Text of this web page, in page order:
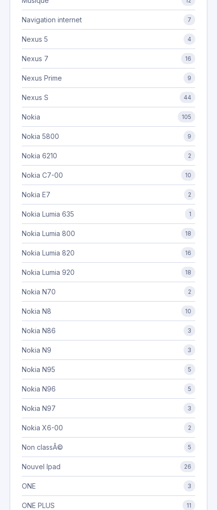
Navigation internet 7
Nexus 5 4
Nexus 7 16
Nexus Prime 9
Nexus S 44
Nokia 105
Nokia 5800 9
Nokia 6210 2
Nokia C7-00 10
Nokia E7 2
Nokia Lumia 635 1
Nokia Lumia 800 18
Nokia Lumia 820 16
Nokia Lumia 920 18
Nokia N70 2
Nokia N8 10
Nokia N86 3
Nokia N9 3
Nokia N95 5
Nokia N96 5
Nokia N97 3
Nokia X6-00 2
Non classÃ© 5
Nouvel Ipad 26
ONE 3
ONE PLUS 11